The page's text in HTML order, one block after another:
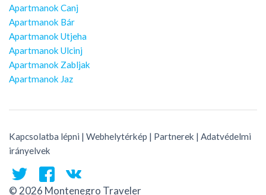
Apartmanok Canj
Apartmanok Bár
Apartmanok Utjeha
Apartmanok Ulcinj
Apartmanok Zabljak
Apartmanok Jaz
Kapcsolatba lépni | Webhelytérkép | Partnerek | Adatvédelmi
irányelvek
© 2026 Montenegro Traveler